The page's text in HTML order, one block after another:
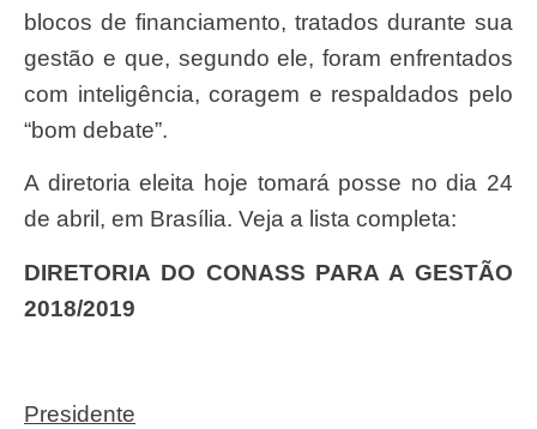
blocos de financiamento, tratados durante sua
gestão e que, segundo ele, foram enfrentados
com inteligência, coragem e respaldados pelo
“bom debate”.
A diretoria eleita hoje tomará posse no dia 24
de abril, em Brasília. Veja a lista completa:
DIRETORIA DO CONASS PARA A GESTÃO
2018/2019
Presidente